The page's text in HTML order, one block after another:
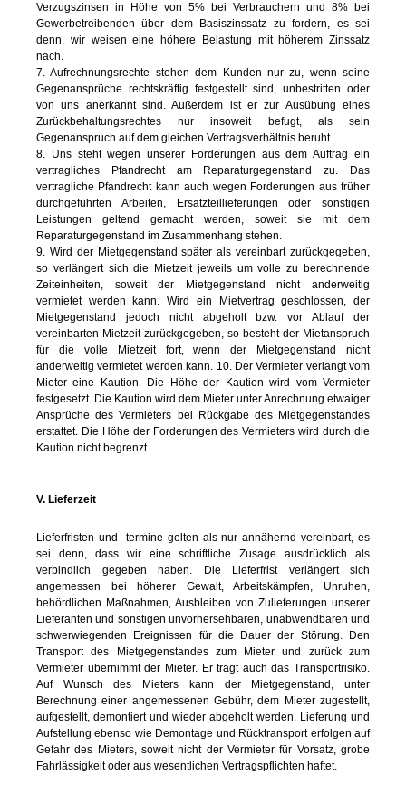
Verzugszinsen in Höhe von 5% bei Verbrauchern und 8% bei
Gewerbetreibenden über dem Basiszinssatz zu fordern, es sei
denn, wir weisen eine höhere Belastung mit höherem Zinssatz
nach.
7. Aufrechnungsrechte stehen dem Kunden nur zu, wenn seine
Gegenansprüche rechtskräftig festgestellt sind, unbestritten oder
von uns anerkannt sind. Außerdem ist er zur Ausübung eines
Zurückbehaltungsrechtes nur insoweit befugt, als sein
Gegenanspruch auf dem gleichen Vertragsverhältnis beruht.
8. Uns steht wegen unserer Forderungen aus dem Auftrag ein
vertragliches Pfandrecht am Reparaturgegenstand zu. Das
vertragliche Pfandrecht kann auch wegen Forderungen aus früher
durchgeführten Arbeiten, Ersatzteillieferungen oder sonstigen
Leistungen geltend gemacht werden, soweit sie mit dem
Reparaturgegenstand im Zusammenhang stehen.
9. Wird der Mietgegenstand später als vereinbart zurückgegeben,
so verlängert sich die Mietzeit jeweils um volle zu berechnende
Zeiteinheiten, soweit der Mietgegenstand nicht anderweitig
vermietet werden kann. Wird ein Mietvertrag geschlossen, der
Mietgegenstand jedoch nicht abgeholt bzw. vor Ablauf der
vereinbarten Mietzeit zurückgegeben, so besteht der Mietanspruch
für die volle Mietzeit fort, wenn der Mietgegenstand nicht
anderweitig vermietet werden kann. 10. Der Vermieter verlangt vom
Mieter eine Kaution. Die Höhe der Kaution wird vom Vermieter
festgesetzt. Die Kaution wird dem Mieter unter Anrechnung etwaiger
Ansprüche des Vermieters bei Rückgabe des Mietgegenstandes
erstattet. Die Höhe der Forderungen des Vermieters wird durch die
Kaution nicht begrenzt.
V. Lieferzeit
Lieferfristen und -termine gelten als nur annähernd vereinbart, es
sei denn, dass wir eine schriftliche Zusage ausdrücklich als
verbindlich gegeben haben. Die Lieferfrist verlängert sich
angemessen bei höherer Gewalt, Arbeitskämpfen, Unruhen,
behördlichen Maßnahmen, Ausbleiben von Zulieferungen unserer
Lieferanten und sonstigen unvorhersehbaren, unabwendbaren und
schwerwiegenden Ereignissen für die Dauer der Störung. Den
Transport des Mietgegenstandes zum Mieter und zurück zum
Vermieter übernimmt der Mieter. Er trägt auch das Transportrisiko.
Auf Wunsch des Mieters kann der Mietgegenstand, unter
Berechnung einer angemessenen Gebühr, dem Mieter zugestellt,
aufgestellt, demontiert und wieder abgeholt werden. Lieferung und
Aufstellung ebenso wie Demontage und Rücktransport erfolgen auf
Gefahr des Mieters, soweit nicht der Vermieter für Vorsatz, grobe
Fahrlässigkeit oder aus wesentlichen Vertragspflichten haftet.